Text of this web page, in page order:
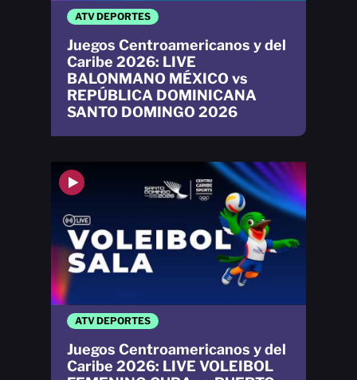
ATV DEPORTES
Juegos Centroamericanos y del
Caribe 2026: LIVE VOLEIBOL
ATV DEPORTES
Juegos Centroamericanos y del
Caribe 2026: LIVE
BALONMANO MÉXICO vs
REPÚBLICA DOMINICANA
SANTO DOMINGO 2026